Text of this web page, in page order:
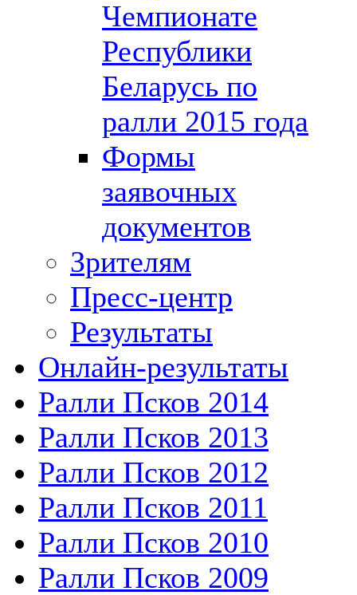
Чемпионате
Республики
Беларусь по
ралли 2015 года
Формы
заявочных
документов
Зрителям
Пресс-центр
Результаты
Онлайн-результаты
Ралли Псков 2014
Ралли Псков 2013
Ралли Псков 2012
Ралли Псков 2011
Ралли Псков 2010
Ралли Псков 2009